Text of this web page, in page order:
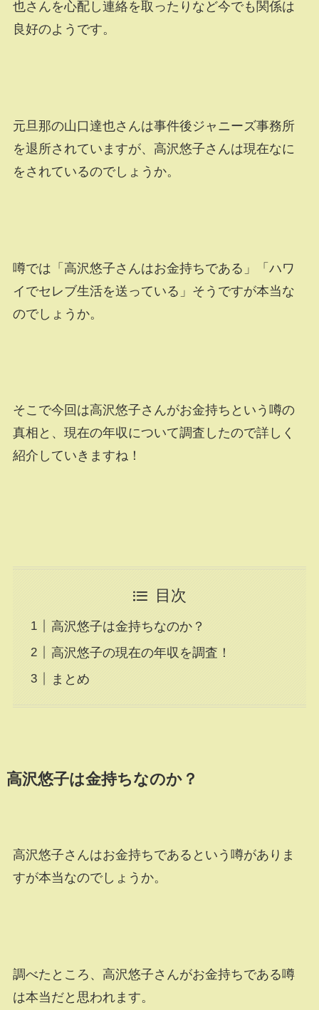
也さんを心配し連絡を取ったりなど今でも関係は
良好のようです。
元旦那の山口達也さんは事件後ジャニーズ事務所
を退所されていますが、高沢悠子さんは現在なに
をされているのでしょうか。
噂では「高沢悠子さんはお金持ちである」「ハワ
イでセレブ生活を送っている」そうですが本当な
のでしょうか。
そこで今回は高沢悠子さんがお金持ちという噂の
真相と、現在の年収について調査したので詳しく
紹介していきますね！
目次
高沢悠子は金持ちなのか？
高沢悠子の現在の年収を調査！
まとめ
高沢悠子は金持ちなのか？
高沢悠子さんはお金持ちであるという噂がありま
すが本当なのでしょうか。
調べたところ、高沢悠子さんがお金持ちである噂
は本当だと思われます。